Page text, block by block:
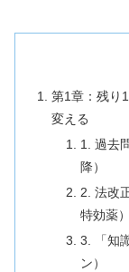
第1章：残り
変える
1. 過去
降）
2. 法改
特効薬）
3. 「知
ン）